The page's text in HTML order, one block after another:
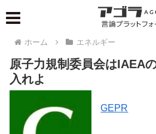
ホーム エネルギー
原子力規制委員会はIAEA
入れよ
GEPR